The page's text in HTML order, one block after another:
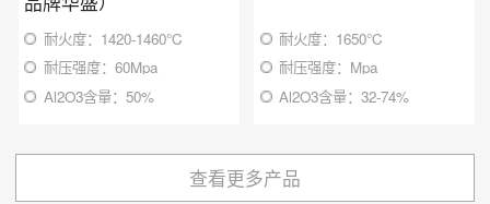
耐火度：1420-1460℃
耐压强度：60Mpa
Al2O3含量：50%
耐火度：1650℃
耐压强度：Mpa
Al2O3含量：32-74%
查看更多产品